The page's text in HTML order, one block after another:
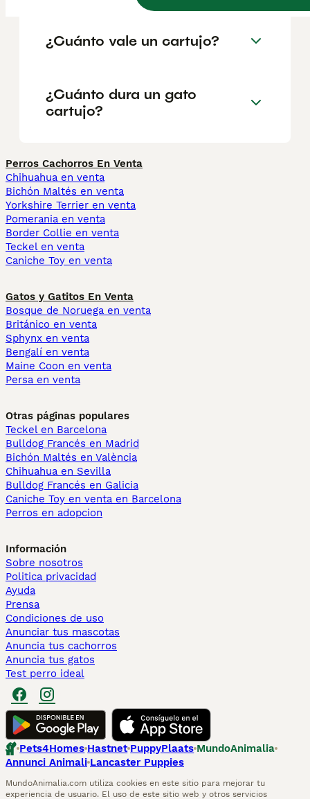
¿Cuánto vale un cartujo?
¿Cuánto dura un gato
cartujo?
Perros Cachorros En Venta
Chihuahua en venta
Bichón Maltés en venta
Yorkshire Terrier en venta
Pomerania en venta
Border Collie en venta
Teckel en venta
Caniche Toy en venta
Gatos y Gatitos En Venta
Bosque de Noruega en venta
Británico en venta
Sphynx en venta
Bengalí en venta
Maine Coon en venta
Persa en venta
Otras páginas populares
Teckel en Barcelona
Bulldog Francés en Madrid
Bichón Maltés en València
Chihuahua en Sevilla
Bulldog Francés en Galicia
Caniche Toy en venta en Barcelona
Perros en adopcion
Información
Sobre nosotros
Politica privacidad
Ayuda
Prensa
Condiciones de uso
Anunciar tus mascotas
Anuncia tus cachorros
Anuncia tus gatos
Test perro ideal
Pets4Homes Hastnet PuppyPlaats MundoAnimalia
Annunci Animali Lancaster Puppies
MundoAnimalia.com utiliza cookies en este sitio para mejorar tu
experiencia de usuario. El uso de este sitio web y otros servicios